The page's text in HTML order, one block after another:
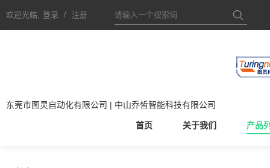
欢迎光临, 登录 / 注册
东莞市图灵自动化有限公司 | 中山乔皙智能科技有限公司
首页 关于我们 产品